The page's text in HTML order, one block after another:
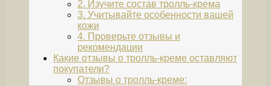
2. Изучите состав тролль-крема
3. Учитывайте особенности вашей
кожи
4. Проверьте отзывы и
рекомендации
Какие отзывы о тролль-креме оставляют
покупатели?
Отзывы о тролль-креме: